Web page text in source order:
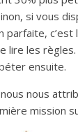
si vous
parfaite,
lire les règles.
ensuite.
nous
mission